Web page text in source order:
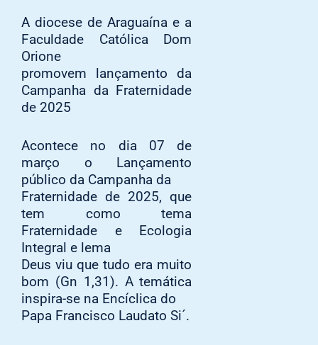
A diocese de Araguaína e a
Faculdade Católica Dom
Orione
promovem lançamento da
Campanha da Fraternidade
de 2025
Acontece no dia 07 de
março o Lançamento
público da Campanha da
Fraternidade de 2025, que
tem como tema
Fraternidade e Ecologia
Integral e lema
Deus viu que tudo era muito
bom (Gn 1,31). A temática
inspira-se na Encíclica do
Papa Francisco Laudato Si´.